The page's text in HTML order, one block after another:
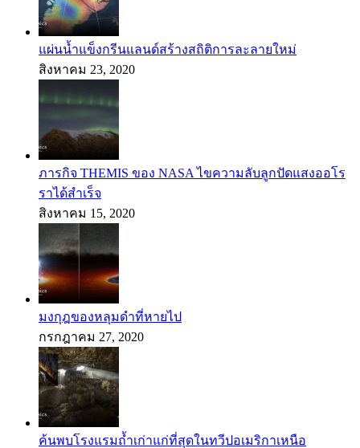
แผ่นน้ำแข็งกรีนแลนด์สร้างสถิติการละลายใหม่
สิงหาคม 23, 2020
ภารกิจ THEMIS ของ NASA ไขความลับลูกปัดแสงออโร
ราได้สำเร็จ
สิงหาคม 15, 2020
มงกุฎของหลุมดำที่หายไป
กรกฎาคม 27, 2020
ค้นพบโรงแรมถ้ำเก่าแก่ที่สุดในทวีปอเมริกาเหนือ